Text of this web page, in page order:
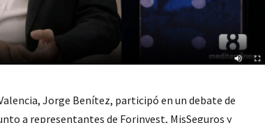
Jorge Benítez, participó en un debate de
a representantes de Forinvest, MisSeguros y